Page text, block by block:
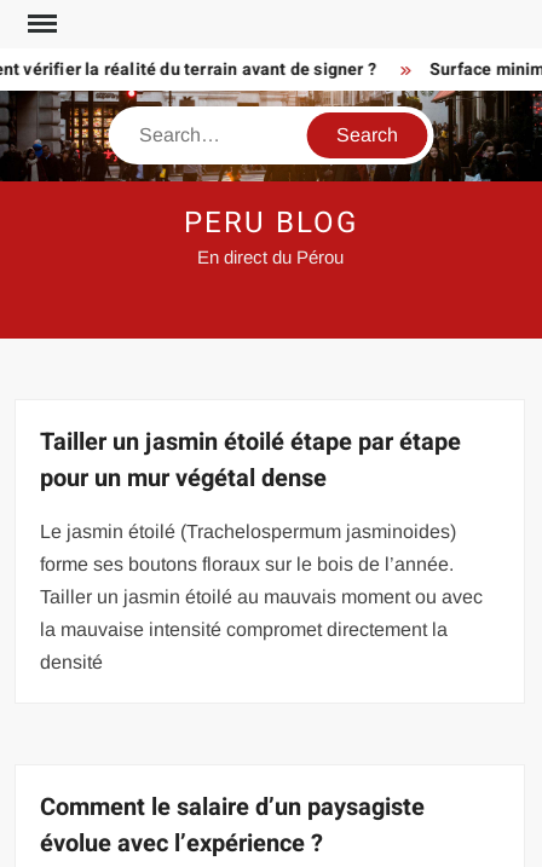
Skip
contentla réalité du terrain avant de signer ? Surface
Search
PERU BLOG
En direct du Pérou
Tailler un jasmin étoilé étape par étape
pour un mur végétal dense
Le jasmin étoilé (Trachelospermum jasminoides)
forme ses boutons floraux sur le bois de l’année.
Tailler un jasmin étoilé au mauvais moment ou avec
la mauvaise intensité compromet directement la
densité
Comment le salaire d’un paysagiste
évolue avec l’expérience ?